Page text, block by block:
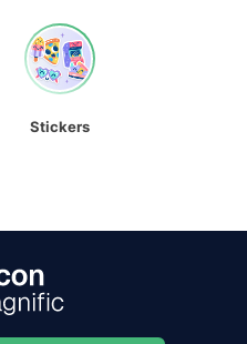
Stickers